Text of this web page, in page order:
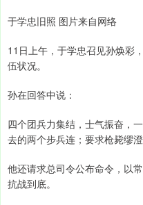
于学忠旧照 图片来自网络
11日上午，于学忠召见孙焕彩
伍状况。
孙在回答中说：
四个团兵力集结，士气振奋，
去的两个步兵连；要求枪毙缪
他还请求总司令公布命令，以
抗战到底。